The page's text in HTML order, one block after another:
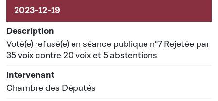
Voté(e) refusé(e) en séance publique n°7 Rejetée par
35 voix contre 20 voix et 5 abstentions
Chambre des Députés